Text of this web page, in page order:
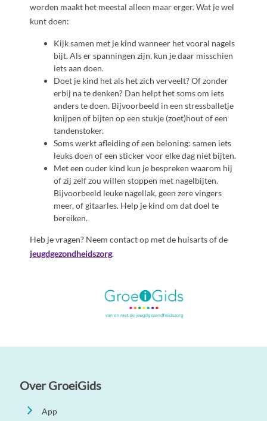
worden maakt het meestal alleen maar erger. Wat je wel
kunt doen:
Kijk samen met je kind wanneer het vooral nagels
bijt. Als er spanningen zijn, kun je daar misschien
iets aan doen.
Doet je kind het als het zich verveelt? Of zonder
erbij na te denken? Dan helpt het soms om iets
anders te doen. Bijvoorbeeld in een stressballetje
knijpen of bijten op een stukje (zoet)hout of een
tandenstoker.
Soms werkt afleiding of een beloning: samen iets
leuks doen of een sticker voor elke dag niet bijten.
Met een ouder kind kun je bespreken waarom hij
of zij zelf zou willen stoppen met nagelbijten.
Bijvoorbeeld leuke nagellak, geen zere vingers
meer, of gitaarles. Help je kind om dat doel te
bereiken.
Heb je vragen? Neem contact op met de huisarts of de
jeugdgezondheidszorg.
Over GroeiGids
App